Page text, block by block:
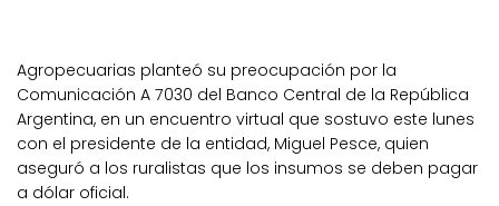
Agropecuarias planteó su preocupación por la
Comunicación A 7030 del Banco Central de la República
Argentina, en un encuentro virtual que sostuvo este lunes
con el presidente de la entidad, Miguel Pesce, quien
aseguró a los ruralistas que los insumos se deben pagar
a dólar oficial.